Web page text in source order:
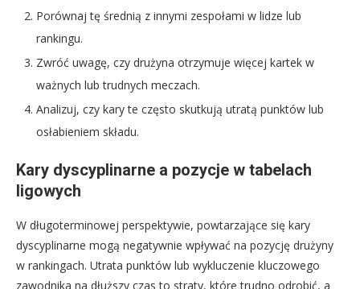
Porównaj tę średnią z innymi zespołami w lidze lub
rankingu.
Zwróć uwagę, czy drużyna otrzymuje więcej kartek w
ważnych lub trudnych meczach.
Analizuj, czy kary te często skutkują utratą punktów lub
osłabieniem składu.
Kary dyscyplinarne a pozycje w tabelach
ligowych
W długoterminowej perspektywie, powtarzające się kary
dyscyplinarne mogą negatywnie wpływać na pozycję drużyny
w rankingach. Utrata punktów lub wykluczenie kluczowego
zawodnika na dłuższy czas to straty, które trudno odrobić, a